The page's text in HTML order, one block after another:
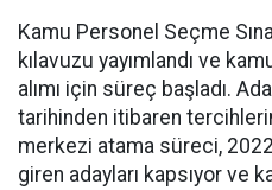
Kamu Personel Seçme
kılavuzu yayımlandı ve
alımı için süreç başladı.
tarihinden itibaren
merkezi atama süreci, 2022
giren adayları kapsıyor ve